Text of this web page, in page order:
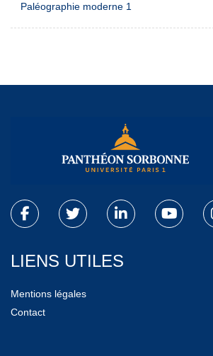
Paléographie moderne 1
LIENS UTILES
Mentions légales
Contact